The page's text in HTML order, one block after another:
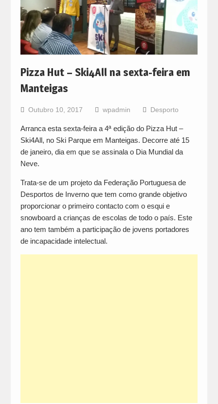
Pizza Hut – Ski4All na sexta-feira em
Manteigas
Outubro 10, 2017 wpadmin Desporto
Arranca esta sexta-feira a 4ª edição do Pizza Hut –
Ski4All, no Ski Parque em Manteigas. Decorre até 15
de janeiro, dia em que se assinala o Dia Mundial da
Neve.
Trata-se de um projeto da Federação Portuguesa de
Desportos de Inverno que tem como grande objetivo
proporcionar o primeiro contacto com o esqui e
snowboard a crianças de escolas de todo o país. Este
ano tem também a participação de jovens portadores
de incapacidade intelectual.